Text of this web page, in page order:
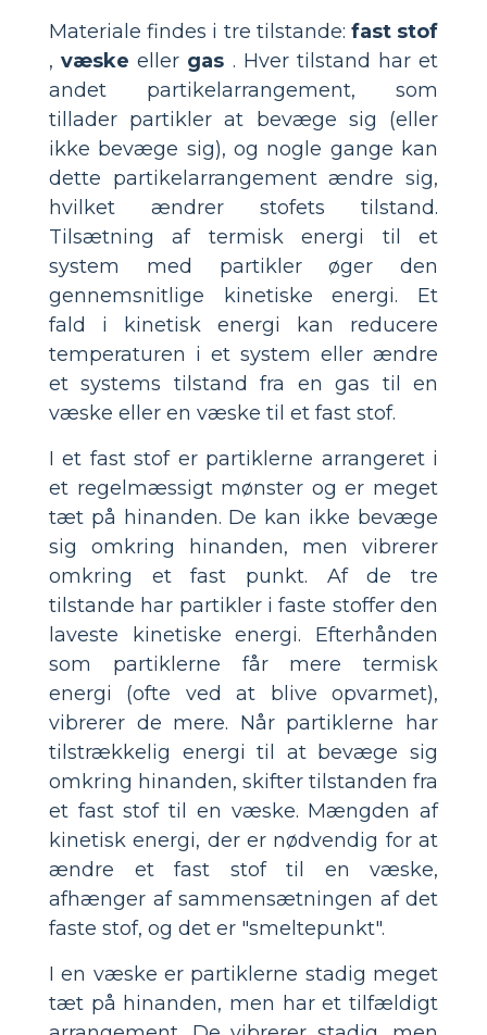
Materiale findes i tre tilstande: fast stof
,væske eller gas . Hver tilstand har et
andet partikelarrangement, som
tillader partikler at bevæge sig (eller
ikke bevæge sig), og nogle gange kan
dette partikelarrangement ændre sig,
hvilket ændrer stofets tilstand.
Tilsætning af termisk energi til et
system med partikler øger den
gennemsnitlige kinetiske energi. Et
fald i kinetisk energi kan reducere
temperaturen i et system eller ændre
et systems tilstand fra en gas til en
væske eller en væske til et fast stof.
I et fast stof er partiklerne arrangeret i
et regelmæssigt mønster og er meget
tæt på hinanden. De kan ikke bevæge
sig omkring hinanden, men vibrerer
omkring et fast punkt. Af de tre
tilstande har partikler i faste stoffer den
laveste kinetiske energi. Efterhånden
som partiklerne får mere termisk
energi (ofte ved at blive opvarmet),
vibrerer de mere. Når partiklerne har
tilstrækkelig energi til at bevæge sig
omkring hinanden, skifter tilstanden fra
et fast stof til en væske. Mængden af
kinetisk energi, der er nødvendig for at
ændre et fast stof til en væske,
afhænger af sammensætningen af det
faste stof, og det er "smeltepunkt".
I en væske er partiklerne stadig meget
tæt på hinanden, men har et tilfældigt